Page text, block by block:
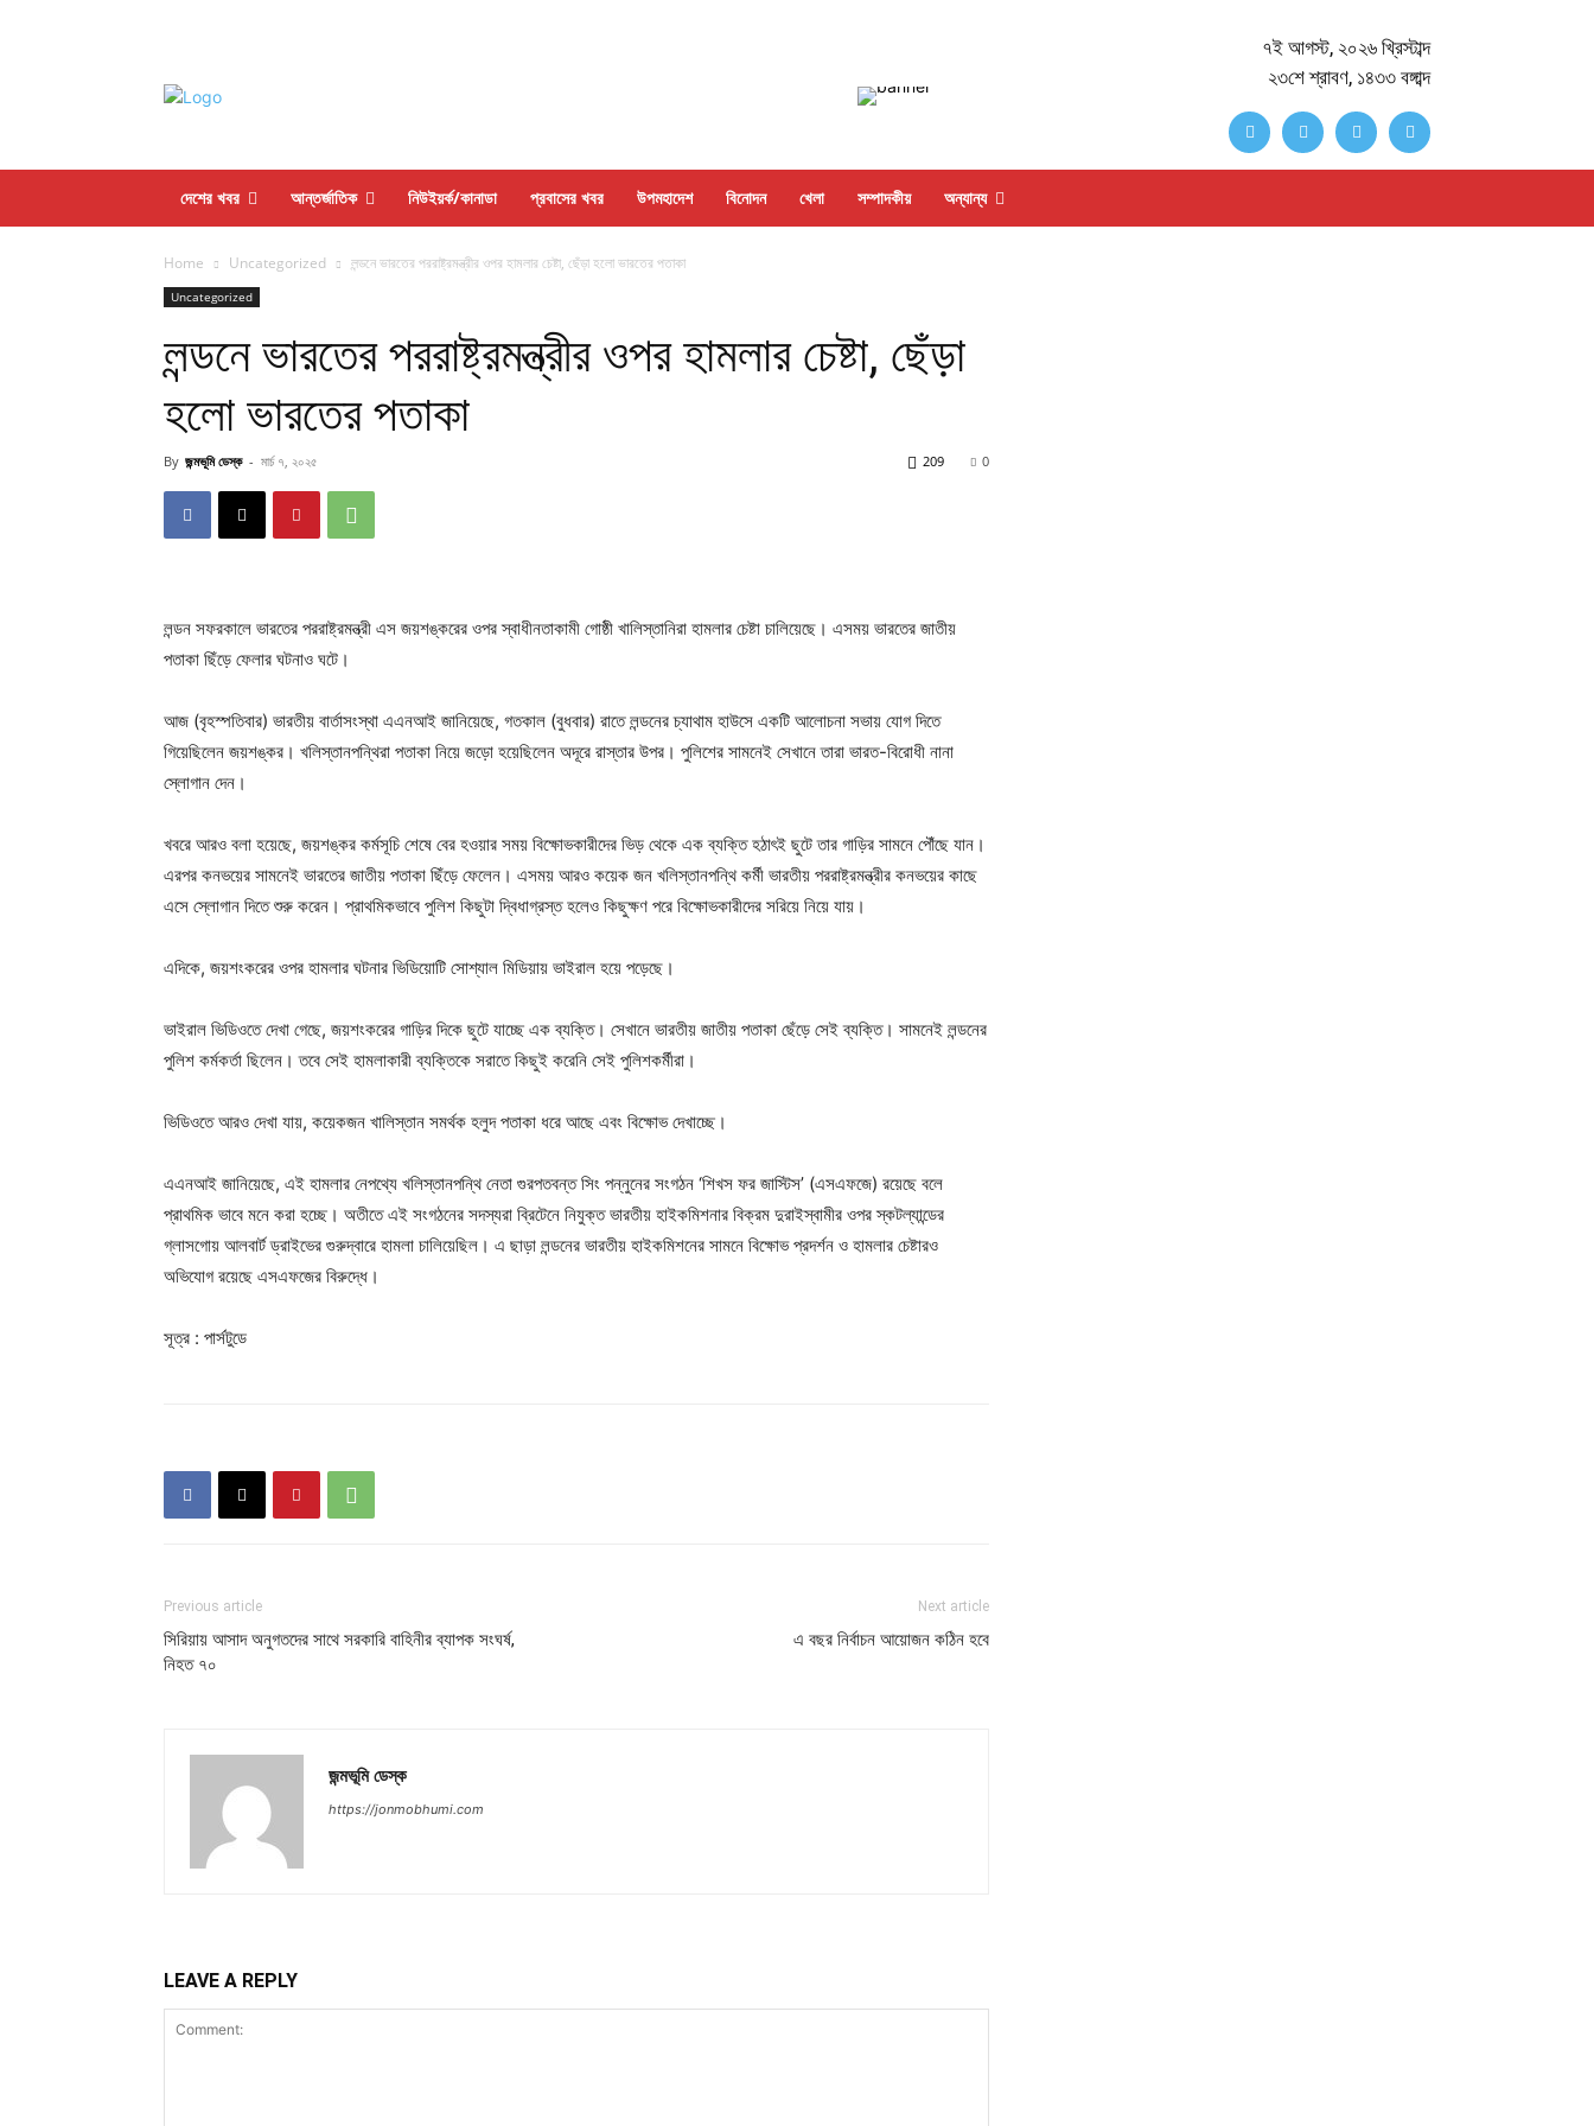
৭ই আগস্ট, ২০২৬ খ্রিস্টাব্দ
২৩শে শ্রাবণ, ১৪৩৩ বঙ্গাব্দ
দেশের খবর আন্তর্জাতিক নিউইয়র্ক/কানাডা প্রবাসের খবর উপমহাদেশ বিনোদন খেলা সম্পাদকীয় অন্যান্য
Home Uncategorized লন্ডনে ভারতের পররাষ্ট্রমন্ত্রীর ওপর হামলার চেষ্টা, ছেঁড়া হলো ভারতের পতাকা
Uncategorized
লন্ডনে ভারতের পররাষ্ট্রমন্ত্রীর ওপর হামলার চেষ্টা, ছেঁড়া
হলো ভারতের পতাকা
By জন্মভূমি ডেস্ক - মার্চ ৭, ২০২৫ 0
209
লন্ডন সফরকালে ভারতের পররাষ্ট্রমন্ত্রী এস জয়শঙ্করের ওপর স্বাধীনতাকামী গোষ্ঠী খালিস্তানিরা হামলার চেষ্টা চালিয়েছে। এসময় ভারতের জাতীয়
পতাকা ছিঁড়ে ফেলার ঘটনাও ঘটে।
আজ (বৃহস্পতিবার) ভারতীয় বার্তাসংস্থা এএনআই জানিয়েছে, গতকাল (বুধবার) রাতে লন্ডনের চ্যাথাম হাউসে একটি আলোচনা সভায় যোগ দিতে
গিয়েছিলেন জয়শঙ্কর। খলিস্তানপন্থিরা পতাকা নিয়ে জড়ো হয়েছিলেন অদূরে রাস্তার উপর। পুলিশের সামনেই সেখানে তারা ভারত-বিরোধী নানা
স্লোগান দেন।
খবরে আরও বলা হয়েছে, জয়শঙ্কর কর্মসূচি শেষে বের হওয়ার সময় বিক্ষোভকারীদের ভিড় থেকে এক ব্যক্তি হঠাৎই ছুটে তার গাড়ির সামনে পৌঁছে যান।
এরপর কনভয়ের সামনেই ভারতের জাতীয় পতাকা ছিঁড়ে ফেলেন। এসময় আরও কয়েক জন খলিস্তানপন্থি কর্মী ভারতীয় পররাষ্ট্রমন্ত্রীর কনভয়ের কাছে
এসে স্লোগান দিতে শুরু করেন। প্রাথমিকভাবে পুলিশ কিছুটা দ্বিধাগ্রস্ত হলেও কিছুক্ষণ পরে বিক্ষোভকারীদের সরিয়ে নিয়ে যায়।
এদিকে, জয়শংকরের ওপর হামলার ঘটনার ভিডিয়োটি সোশ্যাল মিডিয়ায় ভাইরাল হয়ে পড়েছে।
ভাইরাল ভিডিওতে দেখা গেছে, জয়শংকরের গাড়ির দিকে ছুটে যাচ্ছে এক ব্যক্তি। সেখানে ভারতীয় জাতীয় পতাকা ছেঁড়ে সেই ব্যক্তি। সামনেই লন্ডনের
পুলিশ কর্মকর্তা ছিলেন। তবে সেই হামলাকারী ব্যক্তিকে সরাতে কিছুই করেনি সেই পুলিশকর্মীরা।
ভিডিওতে আরও দেখা যায়, কয়েকজন খালিস্তান সমর্থক হলুদ পতাকা ধরে আছে এবং বিক্ষোভ দেখাচ্ছে।
এএনআই জানিয়েছে, এই হামলার নেপথ্যে খলিস্তানপন্থি নেতা গুরপতবন্ত সিং পন্নুনের সংগঠন ‘শিখস ফর জাস্টিস’ (এসএফজে) রয়েছে বলে
প্রাথমিক ভাবে মনে করা হচ্ছে। অতীতে এই সংগঠনের সদস্যরা ব্রিটেনে নিযুক্ত ভারতীয় হাইকমিশনার বিক্রম দুরাইস্বামীর ওপর স্কটল্যান্ডের
গ্লাসগোয় আলবার্ট ড্রাইভের গুরুদ্বারে হামলা চালিয়েছিল। এ ছাড়া লন্ডনের ভারতীয় হাইকমিশনের সামনে বিক্ষোভ প্রদর্শন ও হামলার চেষ্টারও
অভিযোগ রয়েছে এসএফজের বিরুদ্ধে।
সূত্র : পার্সটুডে
Previous article
সিরিয়ায় আসাদ অনুগতদের সাথে সরকারি বাহিনীর ব্যাপক সংঘর্ষ,
নিহত ৭০
Next article
এ বছর নির্বাচন আয়োজন কঠিন হবে
জন্মভূমি ডেস্ক
https://jonmobhumi.com
LEAVE A REPLY